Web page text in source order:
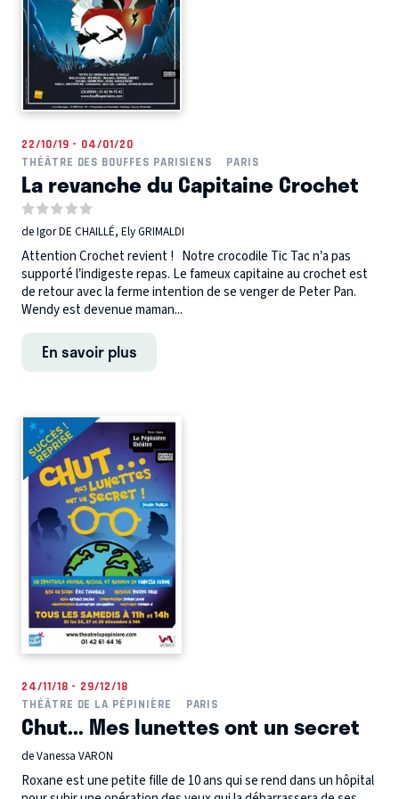
22/10/19 - 04/01/20
THÉÂTRE DES BOUFFES PARISIENS
PARIS
La revanche du Capitaine Crochet
de Igor DE CHAILLÉ, Ely GRIMALDI
Attention Crochet revient ! Notre crocodile Tic Tac n’a pas
supporté l’indigeste repas. Le fameux capitaine au crochet est
de retour avec la ferme intention de se venger de Peter Pan.
Wendy est devenue maman...
En savoir plus
24/11/18 - 29/12/18
THÉÂTRE DE LA PÉPINIÈRE
PARIS
Chut... Mes lunettes ont un secret
de Vanessa VARON
Roxane est une petite fille de 10 ans qui se rend dans un hôpital